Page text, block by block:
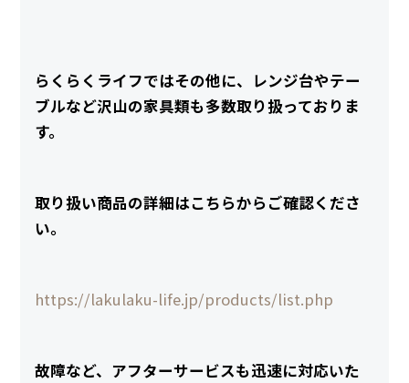
らくらくライフではその他に、レンジ台やテー
ブルなど沢山の家具類も多数取り扱っておりま
す。
取り扱い商品の詳細はこちらからご確認くださ
い。
https://lakulaku-life.jp/products/list.php
故障など、アフターサービスも迅速に対応いた